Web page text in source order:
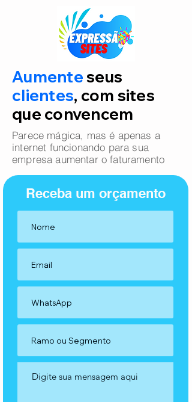
Aumenteseus
clientes, com sites
que convencem
Parece mágica, mas é apenas a
internet funcionando para sua
empresa aumentar o faturamento
Receba um orçamento